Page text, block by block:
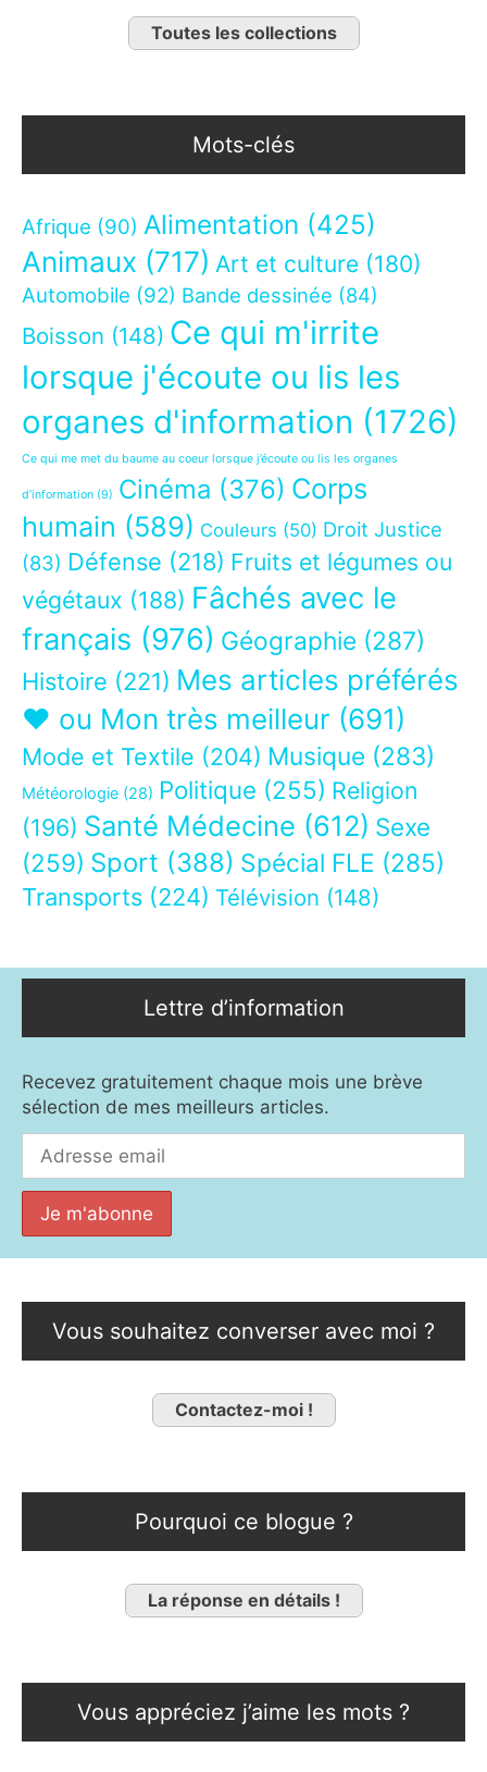
Toutes les collections
Mots-clés
Afrique (90) Alimentation (425)
Animaux (717) Art et culture (180)
Automobile (92) Bande dessinée (84)
Boisson (148) Ce qui m'irrite
lorsque j'écoute ou lis les
organes d'information (1726)
Ce qui me met du baume au coeur lorsque j’écoute ou lis les organes
d’information (9) Cinéma (376) Corps
humain (589) Couleurs (50) Droit Justice
(83) Défense (218) Fruits et légumes ou
végétaux (188) Fâchés avec le
français (976) Géographie (287)
Histoire (221) Mes articles préférés
❤ ou Mon très meilleur (691)
Mode et Textile (204) Musique (283)
Météorologie (28) Politique (255) Religion
(196) Santé Médecine (612) Sexe
(259) Sport (388) Spécial FLE (285)
Transports (224) Télévision (148)
Lettre d’information
Recevez gratuitement chaque mois une brève
sélection de mes meilleurs articles.
Vous souhaitez converser avec moi ?
Contactez-moi !
Pourquoi ce blogue ?
La réponse en détails !
Vous appréciez j’aime les mots ?